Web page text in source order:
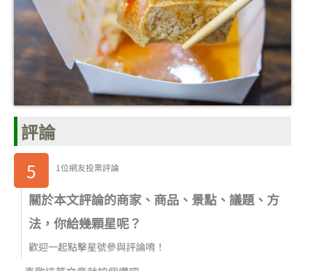
評論
5
1位網友投票評論
關於本文評論的商家、商品、景點、議題、方
法，你給幾顆星呢？
歡迎一起點擊星號參與評論唷！